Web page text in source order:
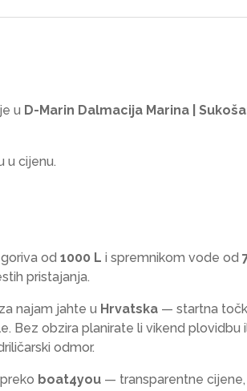
u D-Marin Dalmacija Marina |
u cijenu.
od 1000 L i spremnikom vode od
pristajanja.
najam jahte u Hrvatska — startna
Bez obzira planirate li vikend plovidbu
odmor.
boat4you — transparentne cijene,